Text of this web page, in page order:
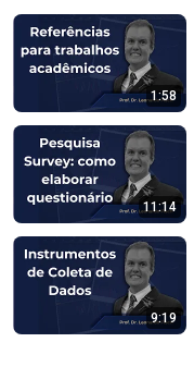
1:58
11:14
9:19